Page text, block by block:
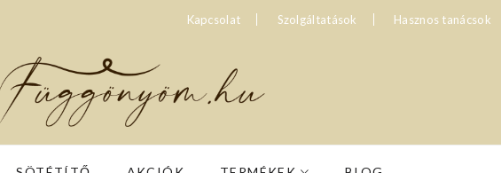
Kapcsolat Szolgáltatások Hasznos tanácsok